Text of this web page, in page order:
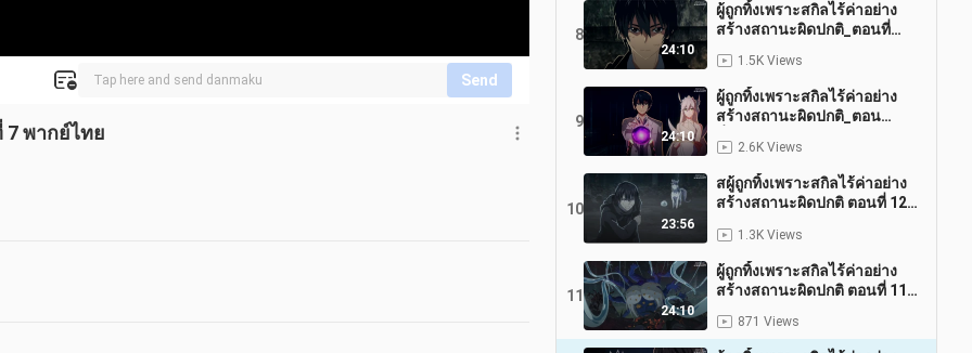
Send
7 พากย์ไทย
8
24:10
ผู้ถูกทิ้งเพราะสกิลไร้ค่าอย่าง
สร้างสถานะผิดปกติ_ตอนที่
1.5K Views
9
24:10
ผู้ถูกทิ้งเพราะสกิลไร้ค่าอย่าง
สร้างสถานะผิดปกติ_ตอน
2.6K Views
10
23:56
สผู้ถูกทิ้งเพราะสกิลไร้ค่าอย่าง
สร้างสถานะผิดปกติ ตอนที่ 12
1.3K Views
11
24:10
ผู้ถูกทิ้งเพราะสกิลไร้ค่าอย่าง
สร้างสถานะผิดปกติ ตอนที่ 11
871 Views